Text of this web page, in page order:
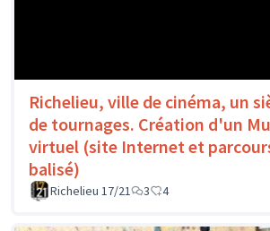
Richelieu, ville de cinéma, un
de tournages. Création d'un
virtuel (site Internet et
balisé)
Richelieu 17/21 3 4